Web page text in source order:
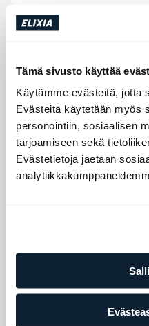
Tämä sivusto käyttää
Käytämme evästeitä, jotta
Evästeitä käytetään myös
personointiin, sosiaalisen
tarjoamiseen sekä
Evästetietoja jaetaan
Bachelor I
Universitetet i Stavanger
Osta
Torstai